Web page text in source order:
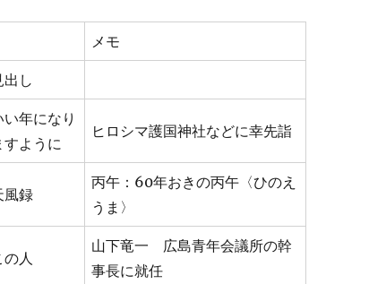
メモ
出し
い年になり
すように
ヒロシマ護国神社などに幸先詣
風録
丙午：60年おきの丙午〈ひのえ
うま〉
の人
山下竜一 広島青年会議所の幹
事長に就任